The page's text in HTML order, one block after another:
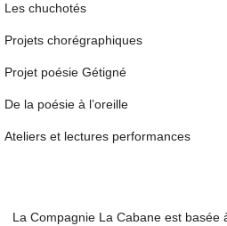
Les chuchotés
Projets chorégraphiques
Projet poésie Gétigné
De la poésie à l’oreille
Ateliers et lectures performances
La Compagnie La Cabane est basée